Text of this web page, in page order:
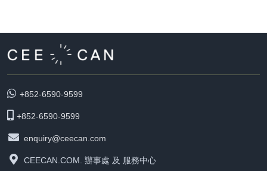
+852-6590-9599
+852-6590-9599
enquiry@ceecan.com
CEECAN.COM. 辦事處 及 服務中心